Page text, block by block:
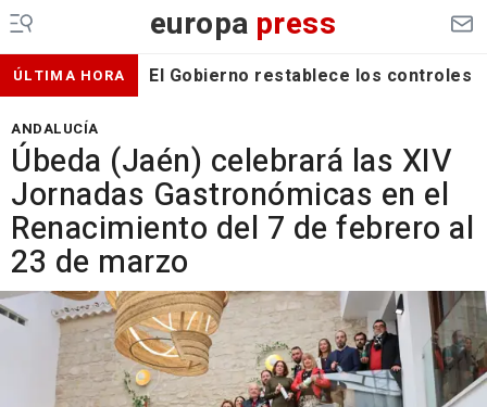
europa press
ÚLTIMA HORA El Gobierno restablece los
ANDALUCÍA
Úbeda (Jaén) celebrará las XIV
Jornadas Gastronómicas en el
Renacimiento del 7 de febrero al
23 de marzo